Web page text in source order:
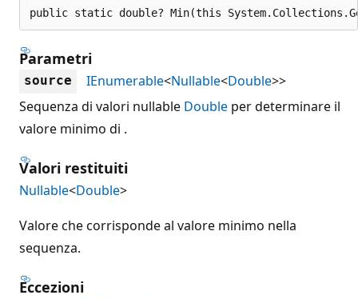
public static double? Min(this
Parametri
source IEnumerable<Nullable<Double>>
Sequenza di valori nullable Double per determinare il
valore minimo di .
Valori restituiti
Nullable<Double>
Valore che corrisponde al valore minimo nella
sequenza.
Eccezioni